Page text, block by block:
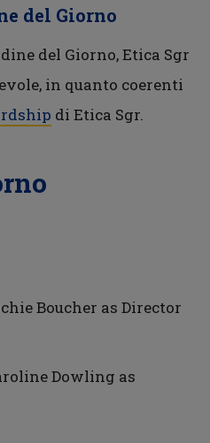
del Giorno
del Giorno, Etica Sgr
in quanto coerenti
di Etica Sgr.
Boucher as Director
Dowling as